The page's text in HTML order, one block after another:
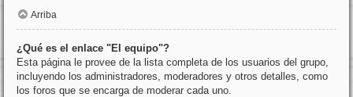
Arriba
¿Qué es el enlace "El equipo"?
Esta página le provee de la lista completa de los usuarios del grupo,
incluyendo los administradores, moderadores y otros detalles, como
los foros que se encarga de moderar cada uno.